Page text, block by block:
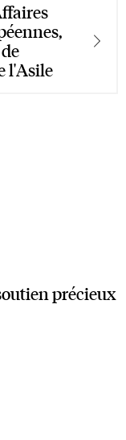
l'Asile
précieux